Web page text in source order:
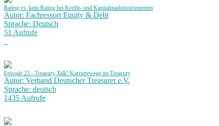
Rating vs. kein Rating bei Kredit- und Kapitalmarktinstrumenten
Autor: Fachressort Equity & Debt
Sprache: Deutsch
51 Aufrufe
Episode 23 - Treasury Talk! Karrierewege im Treasury
Autor: Verband Deutscher Treasurer e.V.
Sprache: deutsch
1435 Aufrufe